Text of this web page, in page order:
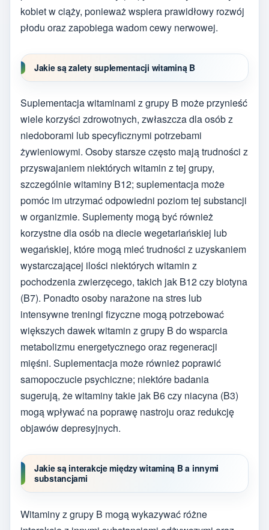
kobiet w ciąży, ponieważ wspiera prawidłowy rozwój
płodu oraz zapobiega wadom cewy nerwowej.
Jakie są zalety suplementacji witaminą B
Suplementacja witaminami z grupy B może przynieść
wiele korzyści zdrowotnych, zwłaszcza dla osób z
niedoborami lub specyficznymi potrzebami
żywieniowymi. Osoby starsze często mają trudności z
przyswajaniem niektórych witamin z tej grupy,
szczególnie witaminy B12; suplementacja może
pomóc im utrzymać odpowiedni poziom tej substancji
w organizmie. Suplementy mogą być również
korzystne dla osób na diecie wegetariańskiej lub
wegańskiej, które mogą mieć trudności z uzyskaniem
wystarczającej ilości niektórych witamin z
pochodzenia zwierzęcego, takich jak B12 czy biotyna
(B7). Ponadto osoby narażone na stres lub
intensywne treningi fizyczne mogą potrzebować
większych dawek witamin z grupy B do wsparcia
metabolizmu energetycznego oraz regeneracji
mięśni. Suplementacja może również poprawić
samopoczucie psychiczne; niektóre badania
sugerują, że witaminy takie jak B6 czy niacyna (B3)
mogą wpływać na poprawę nastroju oraz redukcję
objawów depresyjnych.
Jakie są interakcje między witaminą B a innymi
substancjami
Witaminy z grupy B mogą wykazywać różne